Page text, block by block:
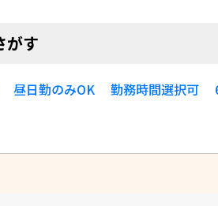
がす
昼日勤のみOK 勤務時間選択可